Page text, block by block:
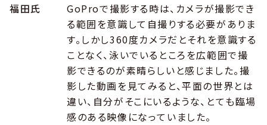
福田氏
GoProで撮影する時は、カメラが撮影でき
る範囲を意識して自撮りする必要がありま
す。しかし360度カメラだとそれを意識する
ことなく、泳いでいるところを広範囲で撮
影できるのが素晴らしいと感じました。撮
影した動画を見てみると、平面の世界とは
違い、自分がそこにいるような、とても臨場
感のある映像になっていました。